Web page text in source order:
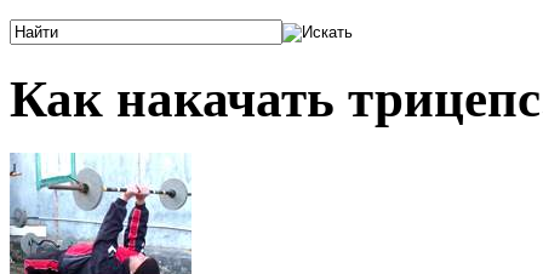
Как накачать